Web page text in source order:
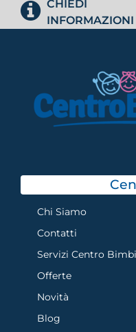
CHIEDI
INFORMAZIONI
Chi Siamo
Contatti
Servizi Centro Bimbi
Offerte
Novità
Blog